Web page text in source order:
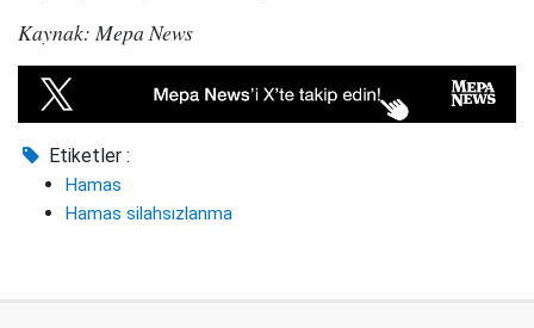
Kaynak: Mepa News
Etiketler :
Hamas
Hamas silahsızlanma